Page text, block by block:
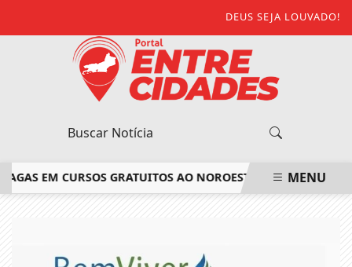
DEUS SEJA LOUVADO!
EM CURSOS GRATUITOS AO NOROESTE FLUMINENSEMENU